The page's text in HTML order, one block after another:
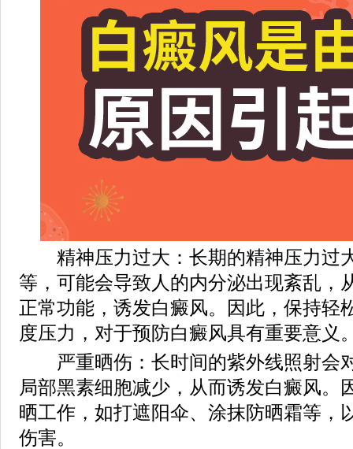
精神压力过大：长期的精神压力过
等，可能会导致人的内分泌出现紊乱，
正常功能，诱发白癜风。因此，保持轻
度压力，对于预防白癜风具有重要意义
严重晒伤：长时间的紫外线照射会
局部黑素细胞减少，从而诱发白癜风。
晒工作，如打遮阳伞、涂抹防晒霜等，
伤害。